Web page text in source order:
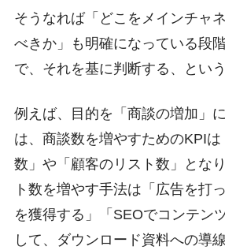
そうなれば「どこをメインチャ
べきか」も明確になっている段
で、それを基に判断する、という
例えば、目的を「商談の増加」
は、商談数を増やすためのKPI
数」や「顧客のリスト数」とな
ト数を増やす手法は「広告を打
を獲得する」「SEOでコンテン
して、ダウンロード資料への導